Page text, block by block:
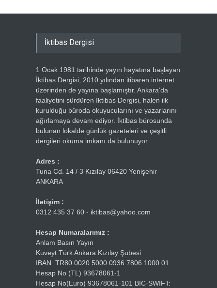
İktibas Dergisi
1 Ocak 1981 tarihinde yayın hayatına başlayan
İktibas Dergisi, 2010 yılından itibaren internet
üzerinden de yayına başlamıştır. Ankara’da
faaliyetini sürdüren İktibas Dergisi, halen ilk
kurulduğu büroda okuyucularını ve yazarlarını
ağırlamaya devam ediyor. İktibas bürosunda
bulunan lokalde günlük gazeteleri ve çeşitli
dergileri okuma imkanı da bulunuyor.
Adres :
Tuna Cd. 14 / 3 Kızılay 06420 Yenişehir
ANKARA
İletişim :
0312 435 37 60 - iktibas@yahoo.com
Hesap Numaralarımız :
Anlam Basın Yayın
Kuveyt Türk Ankara Kızılay Şubesi
IBAN: TR80 0020 5000 0936 7806 1000 01
Hesap No (TL) 93678061-1
Hesap No(Euro) 93678061-101 BIC-SWIFT: